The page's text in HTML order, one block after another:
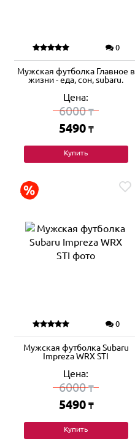
0
Мужская футболка Главное в
жизни - еда, сон, subaru.
Цена:
6000₸
5490 ₸
Купить
0
Мужская футболка Subaru
Impreza WRX STI
Цена:
6000₸
5490 ₸
Купить